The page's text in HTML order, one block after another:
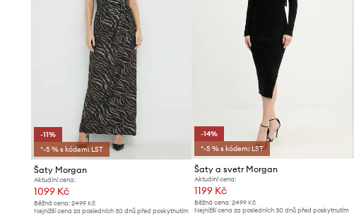
-11%
*-5 % s kódem: LST
Šaty Morgan
Aktuální cena:
1099 Kč
Běžná cena: 2499 Kč
Nejnižší cena za posledních 30 dnů před poskytnutím
-14%
*-5 % s kódem: LST
Šaty a svetr Morgan
Aktuální cena:
1199 Kč
Běžná cena:2499 Kč
Nejnižší cena za posledních 30 dnů před poskytnutím